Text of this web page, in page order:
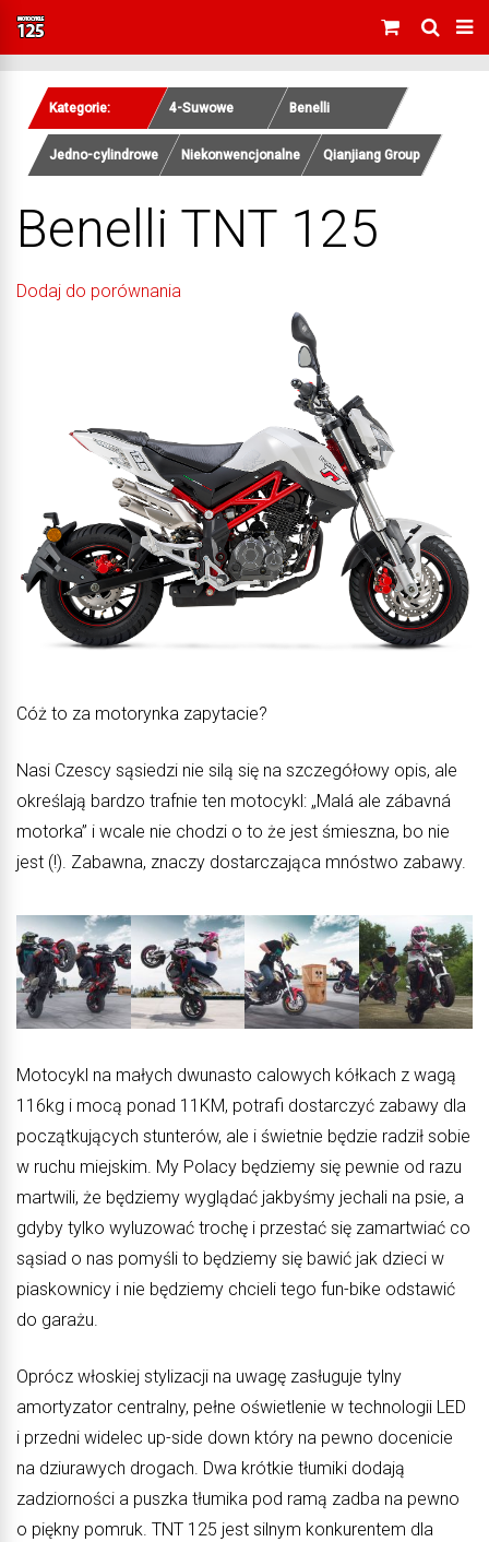
Kategorie: 4-Suwowe Benelli
Jedno-cylindrowe Niekonwencjonalne Qianjiang Group
Benelli TNT 125
Dodaj do porównania
Cóż to za motorynka zapytacie?
Nasi Czescy sąsiedzi nie silą się na szczegółowy opis, ale
określają bardzo trafnie ten motocykl: „Malá ale zábavná
motorka” i wcale nie chodzi o to że jest śmieszna, bo nie
jest (!). Zabawna, znaczy dostarczająca mnóstwo zabawy.
Motocykl na małych dwunasto calowych kółkach z wagą
116kg i mocą ponad 11KM, potrafi dostarczyć zabawy dla
początkujących stunterów, ale i świetnie będzie radził sobie
w ruchu miejskim. My Polacy będziemy się pewnie od razu
martwili, że będziemy wyglądać jakbyśmy jechali na psie, a
gdyby tylko wyluzować trochę i przestać się zamartwiać co
sąsiad o nas pomyśli to będziemy się bawić jak dzieci w
piaskownicy i nie będziemy chcieli tego fun-bike odstawić
do garażu.
Oprócz włoskiej stylizacji na uwagę zasługuje tylny
amortyzator centralny, pełne oświetlenie w technologii LED
i przedni widelec up-side down który na pewno docenicie
na dziurawych drogach. Dwa krótkie tłumiki dodają
zadziorności a puszka tłumika pod ramą zadba na pewno
o piękny pomruk. TNT 125 jest silnym konkurentem dla